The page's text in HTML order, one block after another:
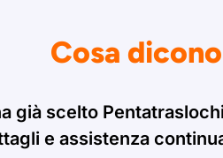
Cosa
già scelto
e assistenza